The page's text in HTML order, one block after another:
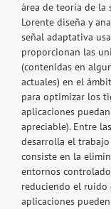
área de teoría de la
Lorente diseña y
señal adaptativa
proporcionan las
(contenidas en
actuales) en el
para optimizar los
aplicaciones
apreciable). Entre
desarrolla el
consiste en la
entornos
reduciendo el ruido
aplicaciones